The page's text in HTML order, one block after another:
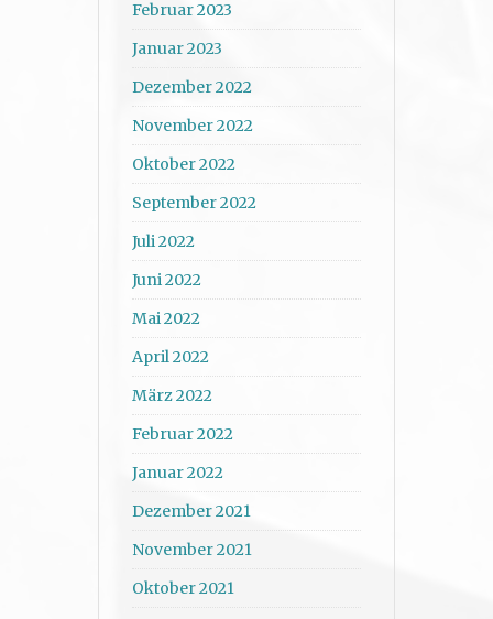
Februar 2023
Januar 2023
Dezember 2022
November 2022
Oktober 2022
September 2022
Juli 2022
Juni 2022
Mai 2022
April 2022
März 2022
Februar 2022
Januar 2022
Dezember 2021
November 2021
Oktober 2021